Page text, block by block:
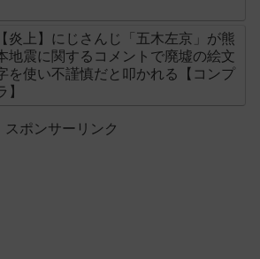
【炎上】にじさんじ「五木左京」が熊
地震に関するコメントで廃墟の絵文
を使い不謹慎だと叩かれる【コンプ
】
スポンサーリンク